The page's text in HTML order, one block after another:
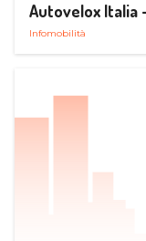
Autovelox Italia
Infomobilità